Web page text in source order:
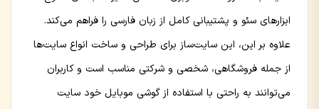
ابزارهای سئو و پشتیبانی کامل از زبان فارسی را فراهم می‌کند.
علاوه بر این، این سایت‌ساز برای طراحی و ساخت انواع سایت‌ها
از جمله فروشگاهی، شخصی و شرکتی مناسب است و کاربران
می‌توانند به راحتی با استفاده از گوشی موبایل خود سایت